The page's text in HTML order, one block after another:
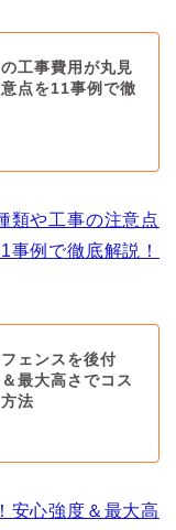
工事費用が丸見
点を11事例で徹
類や工事の注意点
事例で徹底解説！
ェンスを後付
最大高さでコス
法
安心強度＆最大高